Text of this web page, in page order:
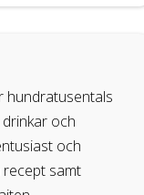
hundratusentals
och
och
samt